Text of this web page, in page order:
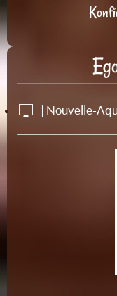
| Nouvelle-